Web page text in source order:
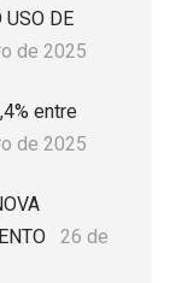
USO DE
de 2025
entre
de 2025
26 de